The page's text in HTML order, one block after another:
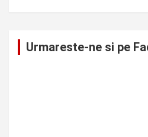
Urmareste-ne si pe